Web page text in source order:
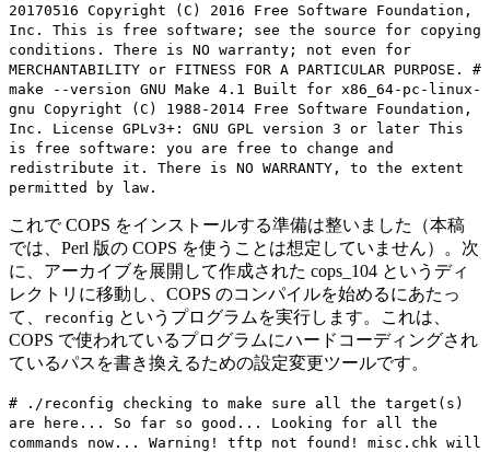
20170516 Copyright (C) 2016 Free Software Foundation,
Inc. This is free software; see the source for copying
conditions. There is NO warranty; not even for
MERCHANTABILITY or FITNESS FOR A PARTICULAR PURPOSE. #
make --version GNU Make 4.1 Built for x86_64-pc-linux-
gnu Copyright (C) 1988-2014 Free Software Foundation,
Inc. License GPLv3+: GNU GPL version 3 or later This
is free software: you are free to change and
redistribute it. There is NO WARRANTY, to the extent
permitted by law.
これで COPS をインストールする準備は整いました（本稿
では、Perl 版の COPS を使うことは想定していません）。次
に、アーカイブを展開して作成された cops_104 というディ
レクトリに移動し、COPS のコンパイルを始めるにあたっ
て、
reconfig というプログラムを実行します。これは、
COPS で使われているプログラムにハードコーディングされ
ているパスを書き換えるための設定変更ツールです。
# ./reconfig checking to make sure all the target(s)
are here... So far so good... Looking for all the
commands now... Warning! tftp not found! misc.chk will